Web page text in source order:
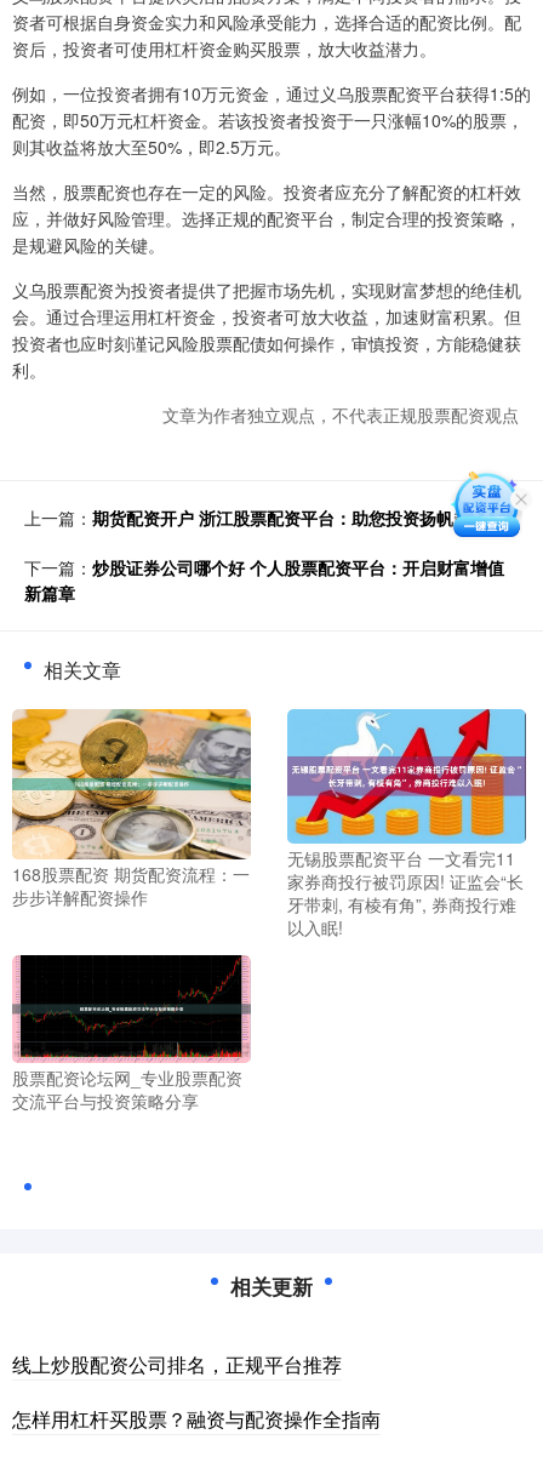
资者可根据自身资金实力和风险承受能力，选择合适的配资比例。配
资后，投资者可使用杠杆资金购买股票，放大收益潜力。
例如，一位投资者拥有10万元资金，通过义乌股票配资平台获得1:5的
配资，即50万元杠杆资金。若该投资者投资于一只涨幅10%的股票，
则其收益将放大至50%，即2.5万元。
当然，股票配资也存在一定的风险。投资者应充分了解配资的杠杆效
应，并做好风险管理。选择正规的配资平台，制定合理的投资策略，
是规避风险的关键。
义乌股票配资为投资者提供了把握市场先机，实现财富梦想的绝佳机
会。通过合理运用杠杆资金，投资者可放大收益，加速财富积累。但
投资者也应时刻谨记风险股票配债如何操作，审慎投资，方能稳健获
利。
文章为作者独立观点，不代表正规股票配资观点
上一篇： 期货配资开户 浙江股票配资平台：助您投资扬帆起航
下一篇： 炒股证券公司哪个好 个人股票配资平台：开启财富增值
新篇章
相关文章
168股票配资 期货配资流程：一
步步详解配资操作
无锡股票配资平台 一文看完11
家券商投行被罚原因! 证监会“长
牙带刺, 有棱有角”, 券商投行难
以入眠!
股票配资论坛网_专业股票配资
交流平台与投资策略分享
相关更新
线上炒股配资公司排名，正规平台推荐
怎样用杠杆买股票？融资与配资操作全指南